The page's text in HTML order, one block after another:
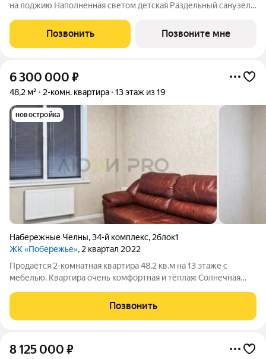
на лоджию Наполненная светом детская Раздельный санузел
2,7м Улучшенная предчистовая отделка
Позвонить Позвоните мне
6 300 000 ₽
48,2 м² 2-комн. квартира 13 этаж из 19
новостройка
Набережные Челны,34-й комплекс, 2блок1
ЖК «Побережье», 2 квартал 2022
Продаётся 2-комнатная квартира 48,2 кв.м на 13 этаже с
мебелью. Квартира очень комфортная и тёплая: Солнечная
смотрят на улицу, шума
Позвонить
8 125 000 ₽